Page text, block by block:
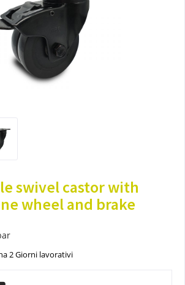
swivel castor with
wheel and brake
2 Giorni lavorativi